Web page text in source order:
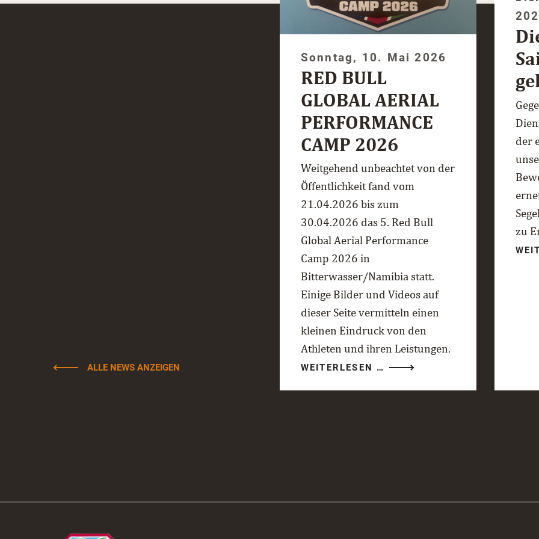
ALLE NEWS ANZEIGEN
Sonntag, 10. Mai 2026
RED BULL
GLOBAL AERIAL
PERFORMANCE
CAMP 2026
Weitgehend unbeachtet von der
Öffentlichkeit fand vom
21.04.2026 bis zum
30.04.2026 das 5. Red Bull
Global Aerial Performance
Camp 2026 in
Bitterwasser/Namibia statt.
Einige Bilder und Videos auf
dieser Seite vermitteln einen
kleinen Eindruck von den
Athleten und ihren Leistungen.
WEITERLESEN … BULL
AERIAL
der
zu